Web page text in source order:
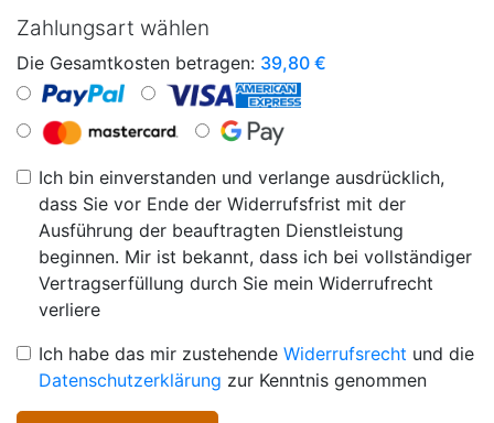
Zahlungsart wählen
Die Gesamtkosten betragen: 39,80 €
Ich bin einverstanden und verlange ausdrücklich,
dass Sie vor Ende der Widerrufsfrist mit der
Ausführung der beauftragten Dienstleistung
beginnen. Mir ist bekannt, dass ich bei vollständiger
Vertragserfüllung durch Sie mein Widerrufrecht
verliere
Ich habe das mir zustehende Widerrufsrecht und die
Datenschutzerklärung zur Kenntnis genommen